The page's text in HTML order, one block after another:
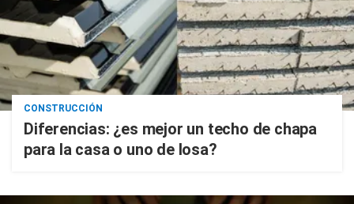
CONSTRUCCIÓN
Diferencias: ¿es mejor un techo de chapa
para la casa o uno de losa?